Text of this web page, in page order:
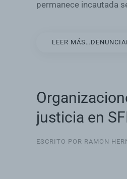
permanece incautada
LEER
justicia en
ESCRITO POR RAMON